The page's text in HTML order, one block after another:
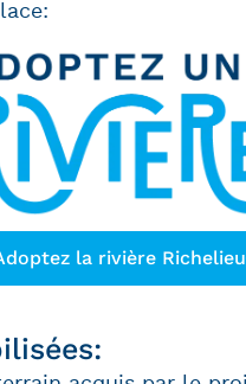
la rivière Richelieu